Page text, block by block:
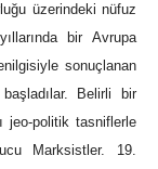
üzerindeki nüfuz
bir Avrupa
sonuçlanan
Belirli bir
jeo-politik tasniflerle
Marksistler. 19.